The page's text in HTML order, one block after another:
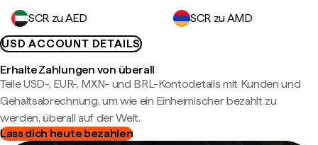
SCR zu AED
SCR zu AMD
USD ACCOUNT DETAILS
Erhalte Zahlungen von überall
Teile USD-, EUR-, MXN- und BRL-Kontodetails mit Kunden und
Gehaltsabrechnung, um wie ein Einheimischer bezahlt zu
werden, überall auf der Welt.
Lass dich heute bezahlen